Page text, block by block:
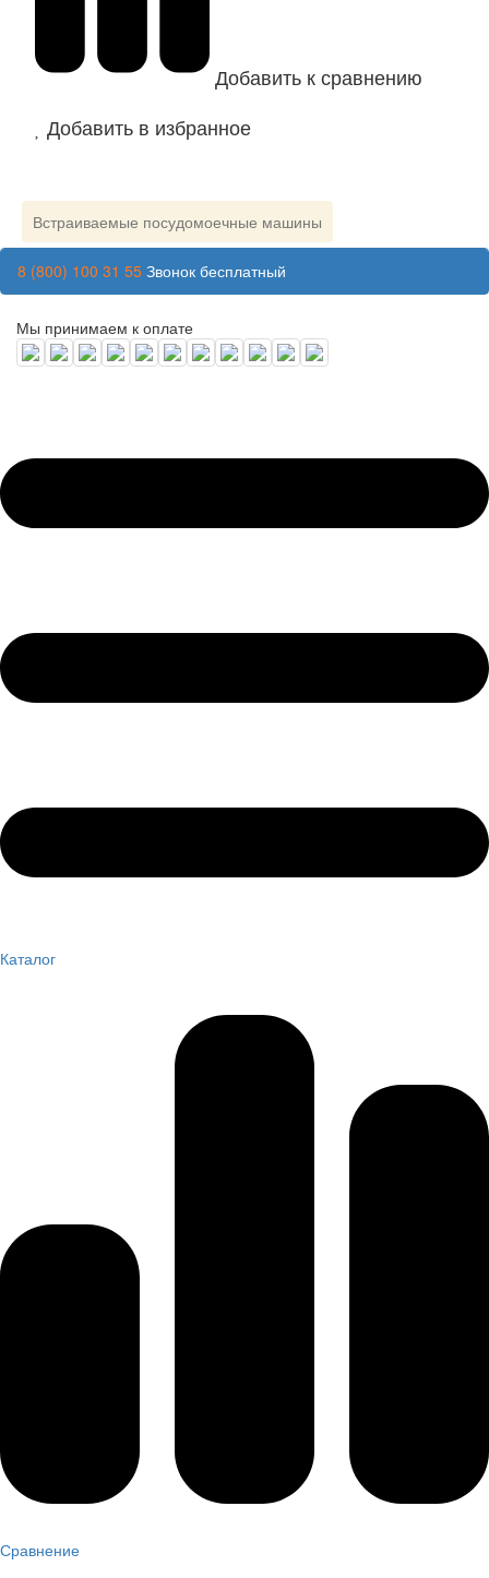
Добавить к сравнению
Добавить в избранное
Встраиваемые посудомоечные машины
8 (800) 100 31 55 Звонок бесплатный
Мы принимаем к оплате
Каталог
Сравнение